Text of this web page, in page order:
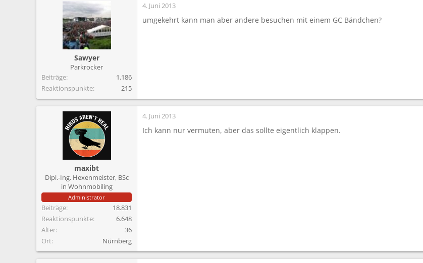
Sawyer
Parkrocker
Beiträge
1.186
Reaktionspunkte
215
4. Juni 2013
umgekehrt kann man aber andere besuchen mit einem GC Bändchen?
maxibt
Dipl.-Ing. Hexenmeister, BSc
in Wohnmobiling
Administrator
Beiträge
18.831
Reaktionspunkte
6.648
Alter
36
Ort
Nürnberg
4. Juni 2013
Ich kann nur vermuten, aber das sollte eigentlich klappen.